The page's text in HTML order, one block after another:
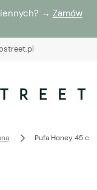
→ Zamów
Pufa Honey 45 cm